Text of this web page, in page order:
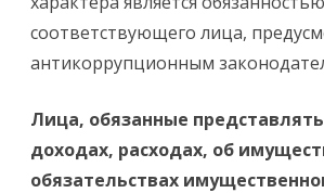
соответствующего лица,
антикоррупционным
Лица, обязанные
доходах, расходах, об
обязательствах